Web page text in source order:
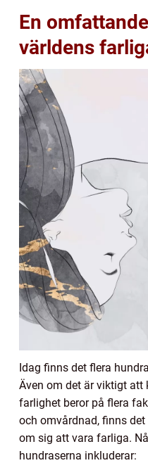
En
världens
Idag finns det flera
Även om det är viktigt
farlighet beror på flera
och omvårdnad, finns
om sig att vara farliga.
hundraserna inkluderar: